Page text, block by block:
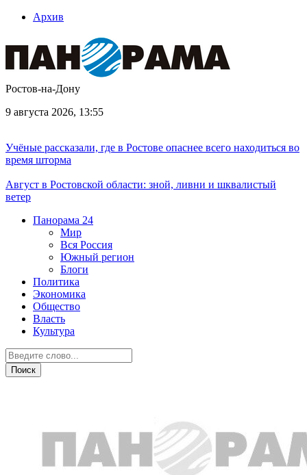
Архив
Ростов-на-Дону
9 августа 2026, 13:55
Учёные рассказали, где в Ростове опаснее всего находиться во
время шторма
Август в Ростовской области: зной, ливни и шквалистый
ветер
Панорама 24
Мир
Вся Россия
Южный регион
Блоги
Политика
Экономика
Общество
Власть
Культура